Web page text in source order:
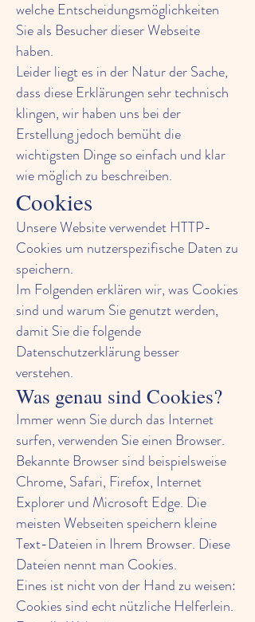
welche Entscheidungsmöglichkeiten
Sie als Besucher dieser Webseite
haben.
Leider liegt es in der Natur der Sache,
dass diese Erklärungen sehr technisch
klingen, wir haben uns bei der
Erstellung jedoch bemüht die
wichtigsten Dinge so einfach und klar
wie möglich zu beschreiben.
Cookies
Unsere Website verwendet HTTP-
Cookies um nutzerspezifische Daten zu
speichern.
Im Folgenden erklären wir, was Cookies
sind und warum Sie genutzt werden,
damit Sie die folgende
Datenschutzerklärung besser
verstehen.
Was genau sind Cookies?
Immer wenn Sie durch das Internet
surfen, verwenden Sie einen Browser.
Bekannte Browser sind beispielsweise
Chrome, Safari, Firefox, Internet
Explorer und Microsoft Edge. Die
meisten Webseiten speichern kleine
Text-Dateien in Ihrem Browser. Diese
Dateien nennt man Cookies.
Eines ist nicht von der Hand zu weisen:
Cookies sind echt nützliche Helferlein.